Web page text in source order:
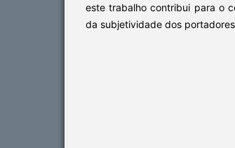
este trabalho contribui para o
da subjetividade dos